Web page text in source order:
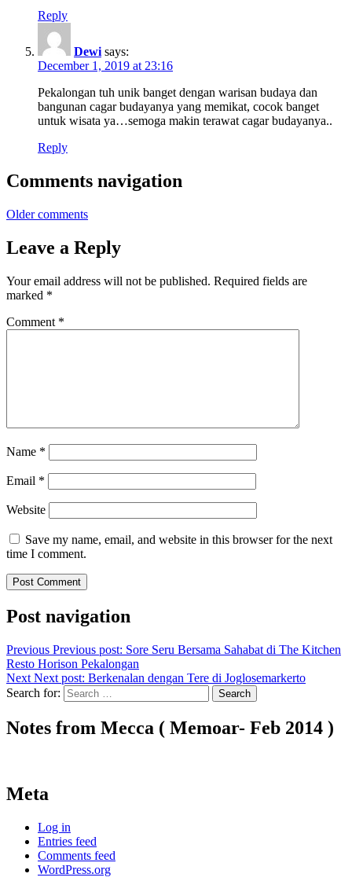
Reply
Dewi says:
December 1, 2019 at 23:16
Pekalongan tuh unik banget dengan warisan budaya dan
bangunan cagar budayanya yang memikat, cocok banget
untuk wisata ya…semoga makin terawat cagar budayanya..
Reply
Comments navigation
Older comments
Leave a Reply
Your email address will not be published. Required fields are
marked *
Comment *
Name *
Email *
Website
Save my name, email, and website in this browser for the next
time I comment.
Post navigation
Previous Previous post: Sore Seru Bersama Sahabat di The Kitchen
Resto Horison Pekalongan
Next Next post: Berkenalan dengan Tere di Joglosemarkerto
Search for:
Search
Notes from Mecca ( Memoar- Feb 2014 )
Meta
Log in
Entries feed
Comments feed
WordPress.org